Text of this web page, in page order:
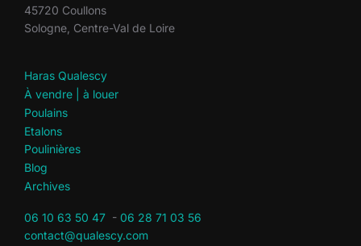
45720 Coullons
Sologne, Centre-Val de Loire
Haras Qualescy
À vendre | à louer
Poulains
Etalons
Poulinières
Blog
Archives
06 10 63 50 47 - 06 28 71 03 56
contact@qualescy.com